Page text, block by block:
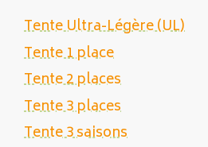
Tente Ultra-Légère (UL)
Tente 1 place
Tente 2 places
Tente 3 places
Tente 3 saisons